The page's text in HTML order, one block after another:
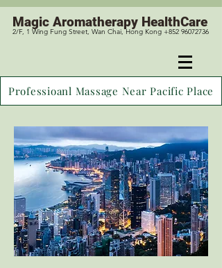
Magic Aromatherapy HealthCare
2/F, 1 Wing Fung Street, Wan Chai, Hong Kong +852 96072736
Professioanl Massage Near Pacific Place